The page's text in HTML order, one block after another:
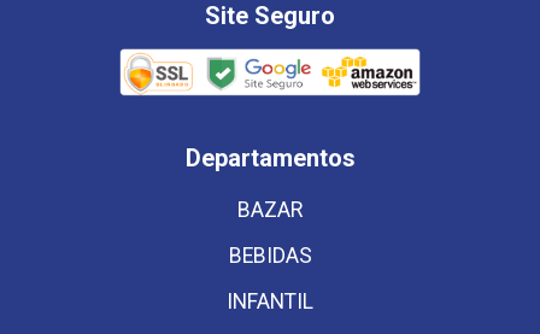
Site Seguro
Departamentos
BAZAR
BEBIDAS
INFANTIL